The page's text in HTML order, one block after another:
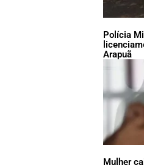
Polícia
Arapuã
Mulher